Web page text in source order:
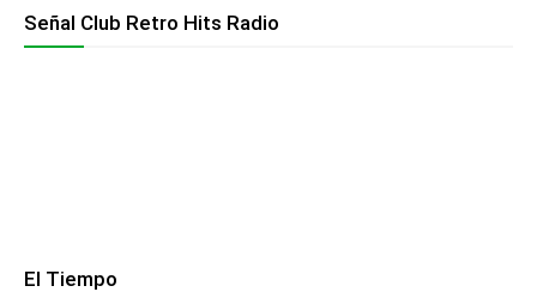
Señal Club Retro Hits Radio
El Tiempo